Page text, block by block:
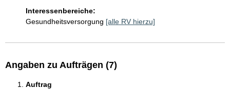
Interessenbereiche:
Gesundheitsversorgung [alle RV hierzu]
Angaben zu Aufträgen (7)
Auftrag